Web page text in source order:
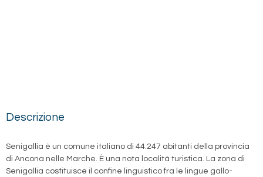
Descrizione
Senigallia è un comune italiano di 44.247 abitanti della provincia
di Ancona nelle Marche. È una nota località turistica. La zona di
Senigallia costituisce il confine linguistico fra le lingue gallo-